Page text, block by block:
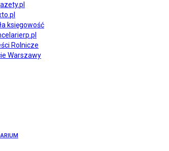
księgowość
Rolnicze
Warszawy